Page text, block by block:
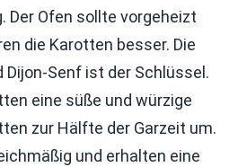
Der Ofen sollte vorgeheizt
die Karotten besser. Die
Dijon-Senf ist der Schlüssel.
eine süße und würzige
zur Hälfte der Garzeit um.
und erhalten eine